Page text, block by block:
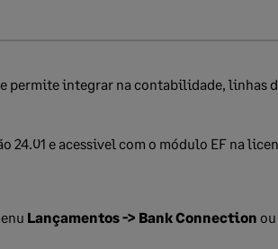
permite integrar na contabilidade, linhas
24.01 e acessivel com o módulo EF na
Lançamentos -> Bank Connection